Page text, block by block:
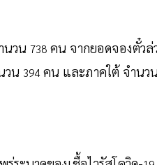
นวน 738 คน จากยอดจองตั๋วล่
วน 394 คน และภาคใต้ จำนวน